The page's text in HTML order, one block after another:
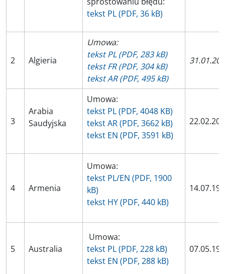
tekst PL (PDF, 36 kB)
2 Algieria
Umowa:
tekst PL (PDF, 283 kB)
tekst FR (PDF, 304 kB)
tekst AR (PDF, 495 kB)
3
Arabia
Saudyjska
Umowa:
tekst PL (PDF, 4048 KB)
tekst AR (PDF, 3662 kB)
tekst EN (PDF, 3591 kB)
4 Armenia
Umowa:
tekst PL/EN (PDF, 1900
kB)
tekst HY (PDF, 440 kB)
5 Australia
Umowa:
tekst PL (PDF, 228 kB)
tekst EN (PDF, 288 kB)